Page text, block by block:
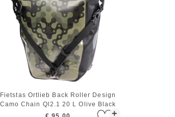
+
Fietstas Ortlieb Back Roller Design
Camo Chain Ql2.1 20 L Olive Black